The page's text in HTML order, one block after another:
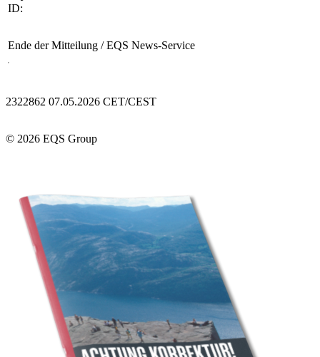
ID:
Ende der Mitteilung / EQS News-Service
2322862 07.05.2026 CET/CEST
© 2026 EQS Group